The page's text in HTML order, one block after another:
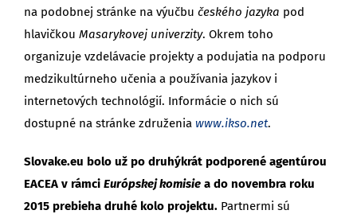
na podobnej stránke na výučbu českého jazyka pod
hlavičkou Masarykovej univerzity. Okrem toho
organizuje vzdelávacie projekty a podujatia na podporu
medzikultúrneho učenia a používania jazykov i
internetových technológií. Informácie o nich sú
dostupné na stránke združenia www.ikso.net.
Slovake.eu bolo už po druhýkrát podporené agentúrou
EACEA v rámci Európskej komisie a do novembra roku
2015 prebieha druhé kolo projektu. Partnermi sú